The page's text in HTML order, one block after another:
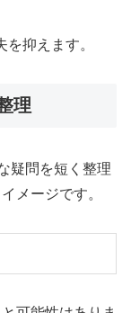
を抑えます。
理
疑問を短く整理
メージです。